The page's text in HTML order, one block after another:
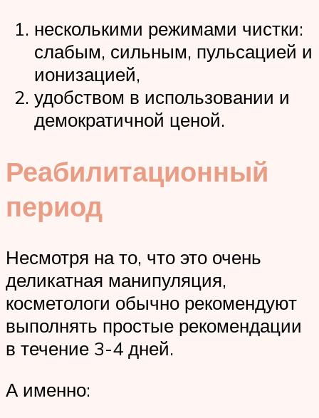
несколькими режимами чистки:
слабым, сильным, пульсацией и
ионизацией,
удобством в использовании и
демократичной ценой.
Реабилитационный
период
Несмотря на то, что это очень
деликатная манипуляция,
косметологи обычно рекомендуют
выполнять простые рекомендации
в течение 3-4 дней.
А именно: